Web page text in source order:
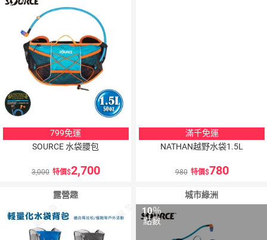
點數
799免運
SOURCE 水袋腰包
3,000 特價 2,700
滿千免運
NATHAN越野水袋1.5L
980 特價 780
露營趣 城市綠洲
10％
點數